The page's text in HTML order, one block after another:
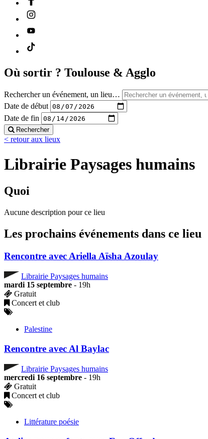
Où sortir ? Toulouse & Agglo
Rechercher un événement, un lieu…
Date de début
Date de fin
Rechercher
< retour aux lieux
Librairie Paysages humains
Quoi
Aucune description pour ce lieu
Les prochains événements dans ce lieu
Rencontre avec Ariella Aïsha Azoulay
Librairie Paysages humains
mardi 15 septembre - 19h
Gratuit
Concert et club
Palestine
Rencontre avec Al Baylac
Librairie Paysages humains
mercredi 16 septembre - 19h
Gratuit
Concert et club
Littérature poésie